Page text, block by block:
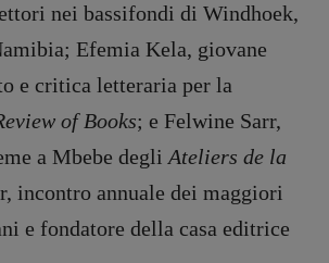
nei bassifondi di Windhoek,
Efemia Kela, giovane
e critica letteraria per la
of Books; e Felwine Sarr,
a Mbebe degli Ateliers de la
incontro annuale dei maggiori
e fondatore della casa editrice